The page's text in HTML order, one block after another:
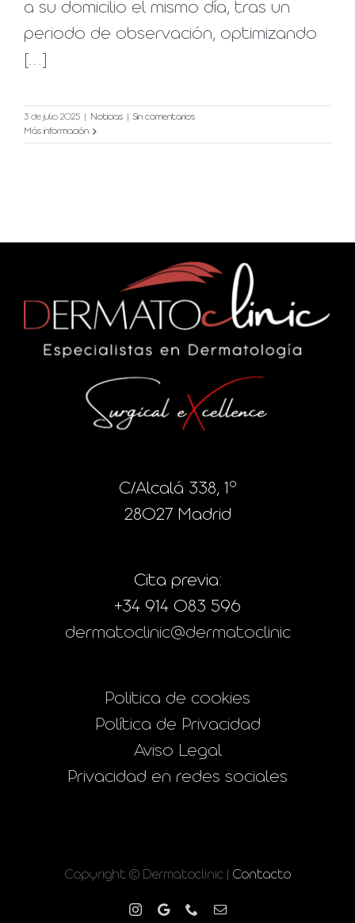
a su domicilio el mismo día, tras un
periodo de observación, optimizando
[...]
3 de julio 2025 Noticias
Sin comentarios
Más información
C/Alcalá 338, 1º
28027 Madrid
Cita previa:
+34 914 083 596
dermatoclinic@dermatoclinic
Politica de cookies
Política de Privacidad
Aviso Legal
Privacidad en redes sociales
Copyright © Dermatoclinic | Contacto
Instagram
Google PhoneCorreo